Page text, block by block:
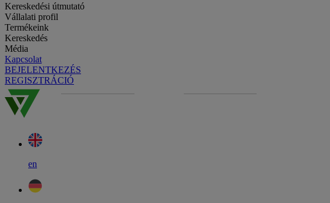
Kereskedési útmutató
Vállalati profil
Termékeink
Kereskedés
Média
Kapcsolat
BEJELENTKEZÉS
REGISZTRÁCIÓ
en